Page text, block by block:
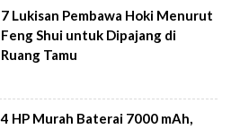
7 Lukisan Pembawa Hoki Menurut
Feng Shui untuk Dipajang di
Ruang Tamu
4 HP Murah Baterai 7000 mAh,